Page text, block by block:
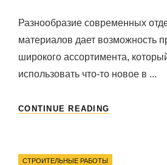
Разнообразие современных
материалов дает возможность
широкого ассортимента,
использовать что-то новое в ...
CONTINUE READING
Categories
СТРОИТЕЛЬНЫЕ РАБОТЫ